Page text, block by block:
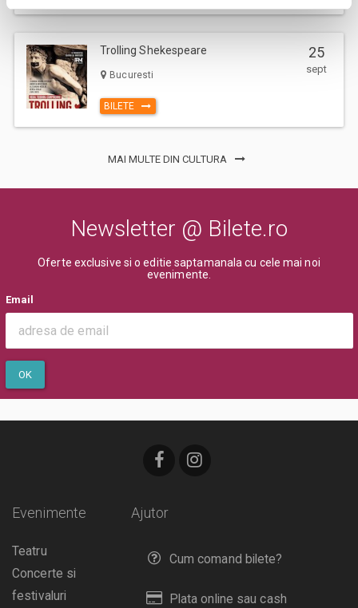
Trolling Shekespeare
Bucuresti
BILETE
25
sept
MAI MULTE DIN CULTURA
Newsletter @ Bilete.ro
Oferte exclusive si o editie saptamanala cu cele mai noi
evenimente.
Email
OK
Ajutor
Cum comand bilete?
Plata online sau cash
Evenimente
Teatru
Concerte si
festivaluri